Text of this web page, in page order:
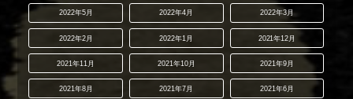
2022年5月 2022年4月 2022年3月
2022年2月 2022年1月 2021年12月
2021年11月 2021年10月 2021年9月
2021年8月 2021年7月 2021年6月